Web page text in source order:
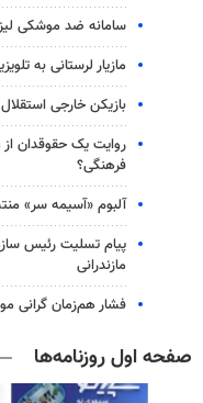
سامانه ضد موشکی
مازیار لرستانی به
بازیکن خارجی
روایت یک حقوقدان از
فرهنگی؟
آلبوم «آسیمه سر»
پیام تسلیت رئیس
مازندرانی
فشار هم‌زمان گرانی
صفحه اول روزنامه‌ها